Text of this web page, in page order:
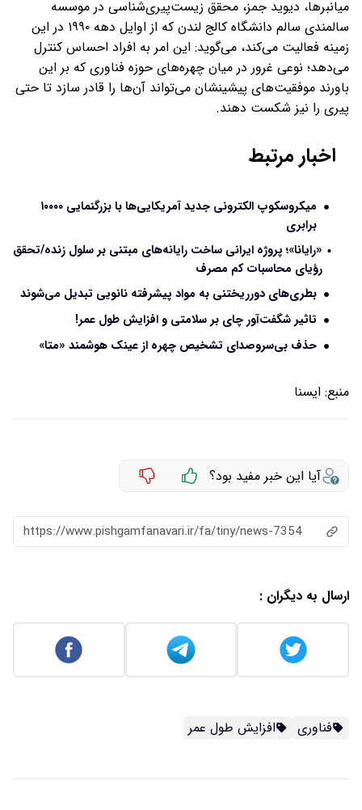
میانبرها، دیوید جمز، محقق زیست‌پیری‌شناسی در موسسه
سالمندی سالم دانشگاه کالج لندن که از اوایل دهه ۱۹۹۰ در این
زمینه فعالیت می‌کند، می‌گوید: این امر به افراد احساس کنترل
می‌دهد؛ نوعی غرور در میان چهره‌های حوزه فناوری که بر این
باورند موفقیت‌های پیشینشان می‌تواند آن‌ها را قادر سازد تا حتی
پیری را نیز شکست دهند.
اخبار مرتبط
میکروسکوپ الکترونی جدید آمریکایی‌ها با بزرگنمایی ۱۰۰۰۰
برابری
«رایانا»؛ پروژه ایرانی‌ ساخت رایانه‌های مبتنی بر سلول‌ زنده/تحقق
رؤیای محاسبات کم مصرف
بطری‌های دورریختنی به مواد پیشرفته نانویی تبدیل می‌شوند
تاثیر شگفت‌آور چای بر سلامتی و افزایش طول عمر!
حذف بی‌سروصدای تشخیص چهره از عینک هوشمند «متا»
منبع: ايسنا
آیا این خبر مفید بود؟
https://www.pishgamfanavari.ir/fa/tiny/news-7354
ارسال به دیگران :
فناوری افزایش طول عمر